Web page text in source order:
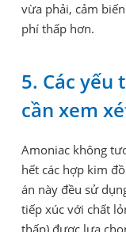
vừa phải, cảm
phí thấp hơn.
5. Các yếu
cần xem
Amoniac không
hết các hợp kim
án này đều sử
tiếp xúc với chất